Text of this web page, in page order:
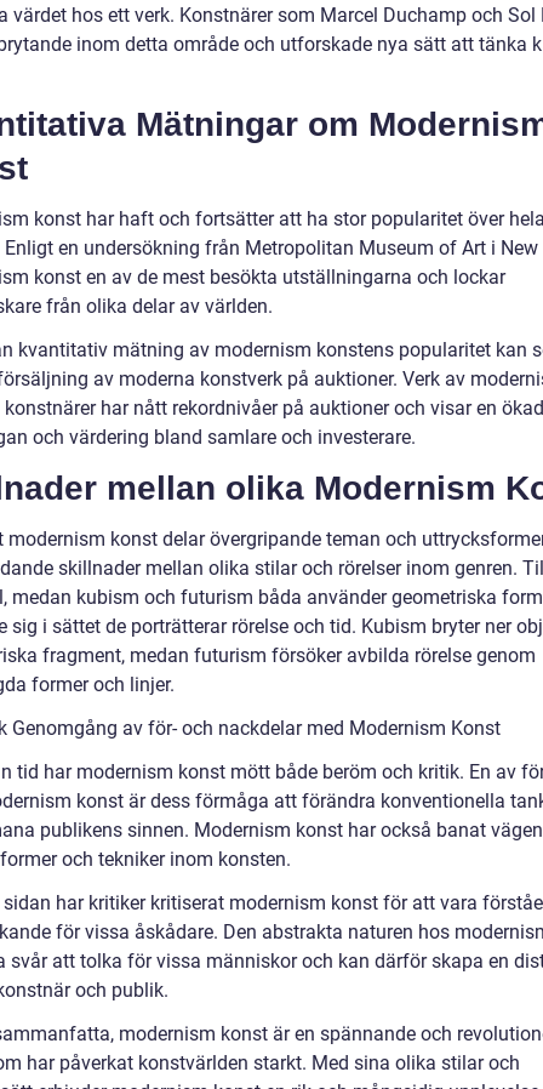
värdet hos ett verk. Konstnärer som Marcel Duchamp och Sol
inom detta område och utforskade nya sätt att tänka
Mätningar om
konst har haft och fortsätter att ha stor popularitet över
Enligt en undersökning från Metropolitan Museum of Art i New
konst en av de mest besökta utställningarna och lockar
från olika delar av världen.
kvantitativ mätning av modernism konstens popularitet kan
av moderna konstverk på auktioner. Verk av
har nått rekordnivåer på auktioner och visar en ökad
och värdering bland samlare och investerare.
mellan olika Modernism
modernism konst delar övergripande teman och
skillnader mellan olika stilar och rörelser inom genren.
medan kubism och futurism båda använder geometriska
sig i sättet de porträtterar rörelse och tid. Kubism bryter ner
fragment, medan futurism försöker avbilda rörelse genom
former och linjer.
Genomgång av för- och nackdelar med Modernism Konst
tid har modernism konst mött både beröm och kritik. En av
konst är dess förmåga att förändra konventionella
publikens sinnen. Modernism konst har också banat
och tekniker inom konsten.
sidan har kritiker kritiserat modernism konst för att vara
för vissa åskådare. Den abstrakta naturen hos
svår att tolka för vissa människor och kan därför skapa en
och publik.
modernism konst är en spännande och
har påverkat konstvärlden starkt. Med sina olika stilar och